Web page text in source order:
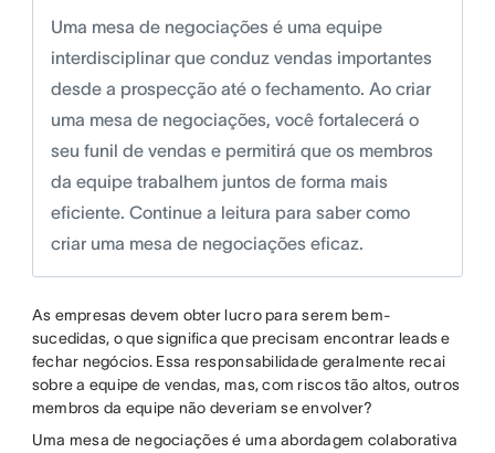
Uma mesa de negociações é uma equipe
interdisciplinar que conduz vendas importantes
desde a prospecção até o fechamento. Ao criar
uma mesa de negociações, você fortalecerá o
seu funil de vendas e permitirá que os membros
da equipe trabalhem juntos de forma mais
eficiente. Continue a leitura para saber como
criar uma mesa de negociações eficaz.
As empresas devem obter lucro para serem bem-
sucedidas, o que significa que precisam encontrar leads e
fechar negócios. Essa responsabilidade geralmente recai
sobre a equipe de vendas, mas, com riscos tão altos, outros
membros da equipe não deveriam se envolver?
Uma mesa de negociações é uma abordagem colaborativa